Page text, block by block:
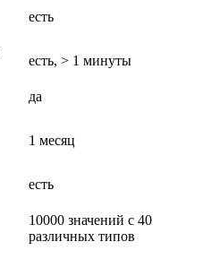
есть
есть, > 1 минуты
да
1 месяц
есть
10000 значений с 40
различных типов